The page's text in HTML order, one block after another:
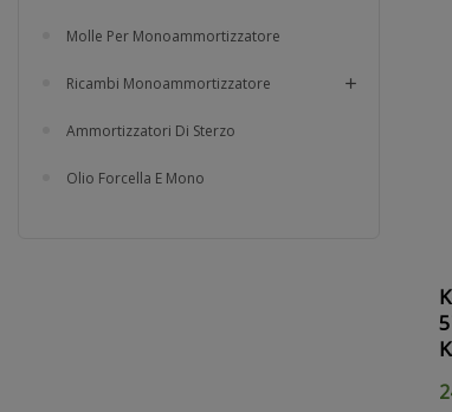
Molle Per Monoammortizzatore
Ricambi Monoammortizzatore
Ammortizzatori Di Sterzo
Olio Forcella E Mono